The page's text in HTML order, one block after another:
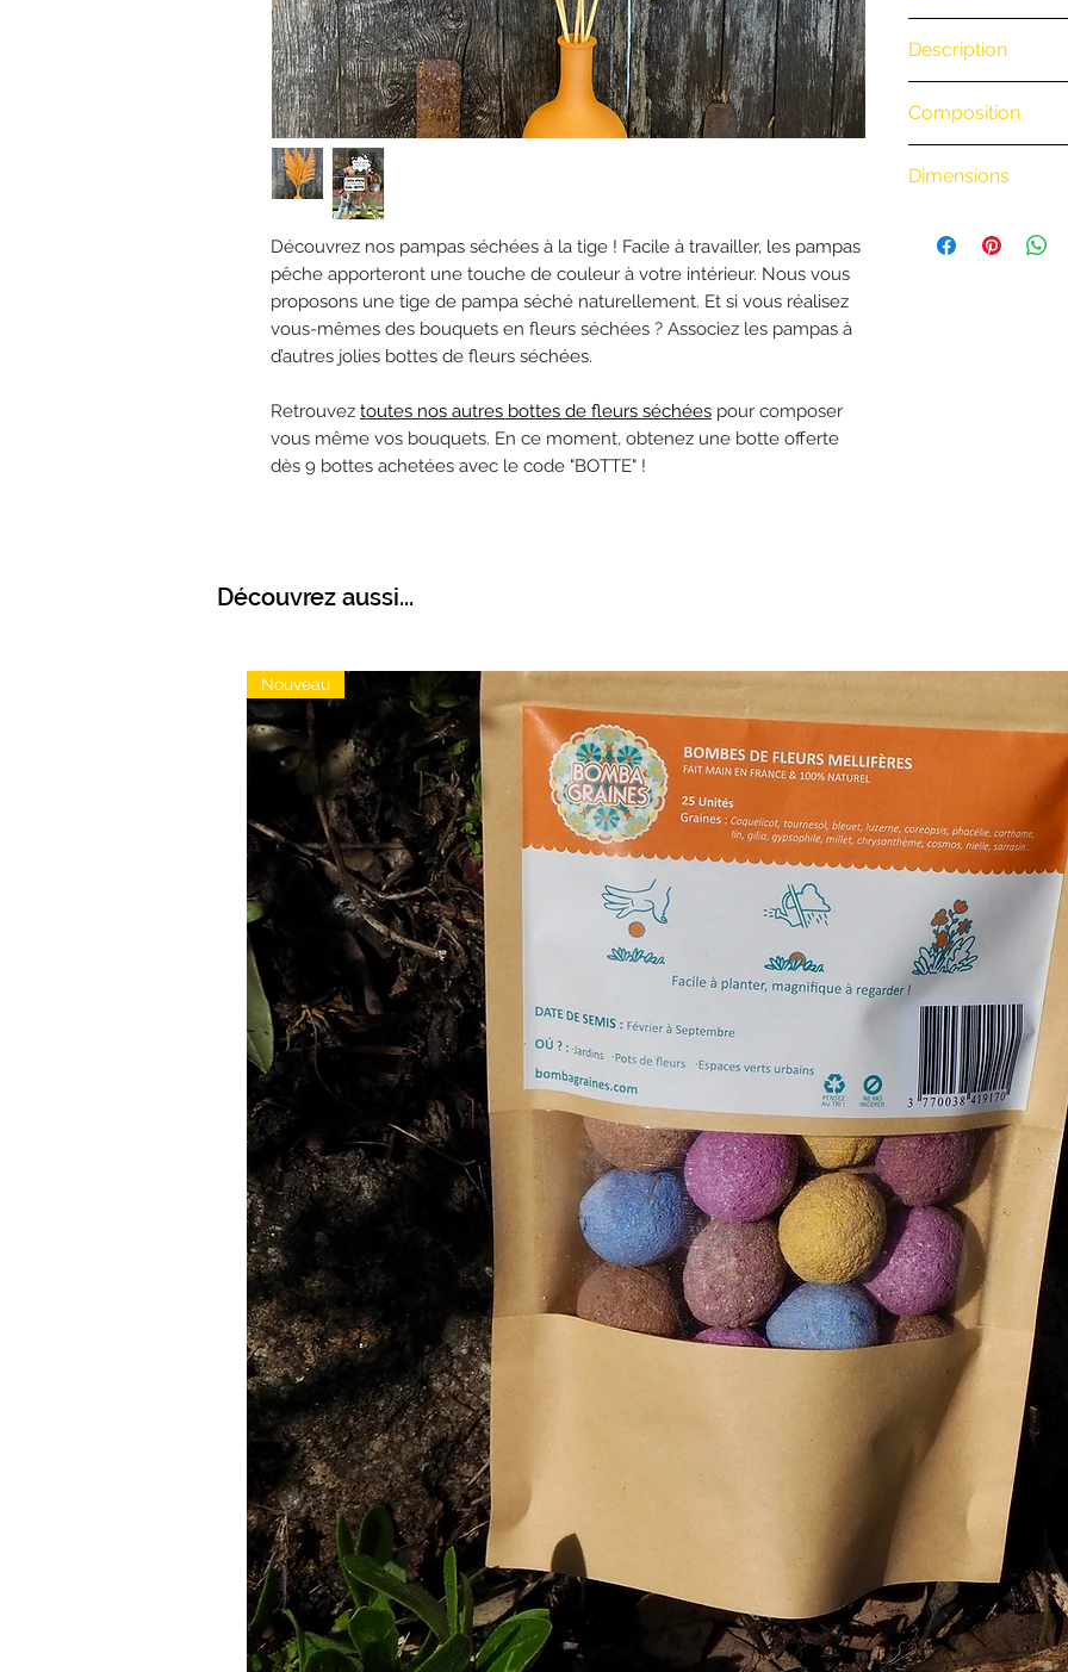
Découvrez nos pampas séchées à la tige ! Facile à travailler, les pampas
pêche apporteront une touche de couleur à votre intérieur. Nous vous
proposons une tige de pampa séché naturellement. Et si vous réalisez
vous-mêmes des bouquets en fleurs séchées ? Associez les pampas à
d’autres jolies bottes de fleurs séchées.
Retrouvez toutes nos autres bottes de fleurs séchées pour composer
vous même vos bouquets. En ce moment, obtenez une botte offerte
dès 9 bottes achetées avec le code "BOTTE" !
(Exclusivité Web
commande par
• Retrait en
• Livraison à
BiciCouriers :
0 à 3 km : 8 €
3 à 6 km : 15 €
2 à 4
Tout savoir sur la
Description
Composition
Dimensions
Découvrez aussi...
Nouveau